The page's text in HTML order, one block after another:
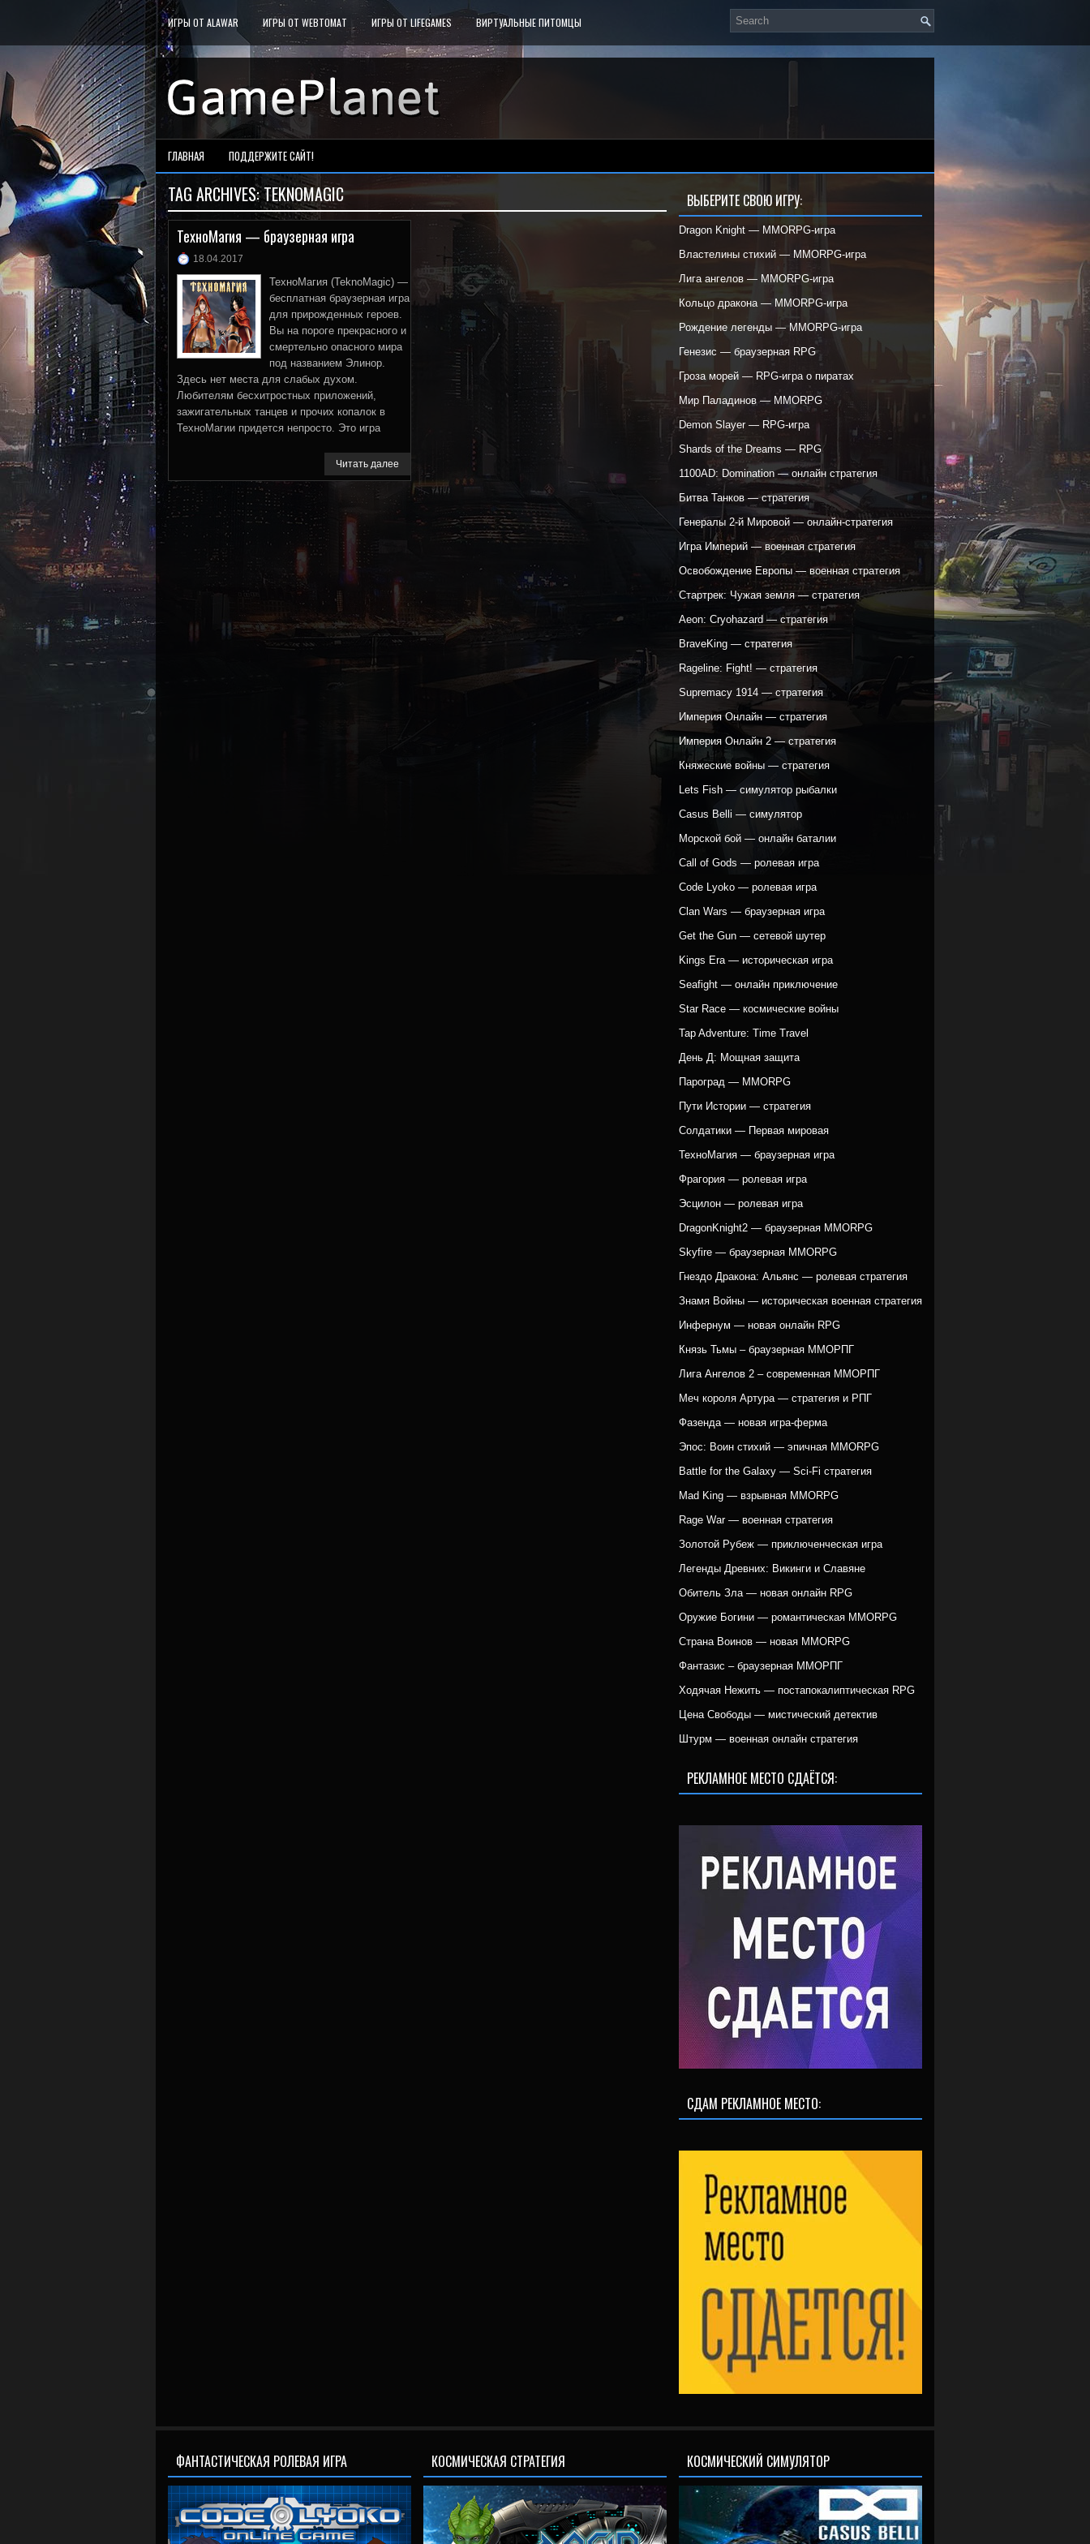
ИГРЫ ОТ ALAWAR ИГРЫ ОТ WEBTOMAT ИГРЫ ОТ LIFEGAMES ВИРТУАЛЬНЫЕ ПИТОМЦЫ
ГЛАВНАЯ ПОДДЕРЖИТЕ САЙТ!
TAG ARCHIVES:TEKNOMAGIC
ТехноМагия — браузерная игра
18.04.2017
ТехноМагия (TeknoMagic) —
бесплатная браузерная игра
для прирожденных героев.
Вы на пороге прекрасного и
смертельно опасного мира
под названием Элинор.
Здесь нет места для слабых духом.
Любителям бесхитростных приложений,
зажигательных танцев и прочих копалок в
ТехноМагии придется непросто. Это игра
Читать далее
ВЫБЕРИТЕ СВОЮ ИГРУ:
Dragon Knight — MMORPG-игра
Властелины стихий — MMORPG-игра
Лига ангелов — MMORPG-игра
Кольцо дракона — MMORPG-игра
Рождение легенды — MMORPG-игра
Генезис — браузерная RPG
Гроза морей — RPG-игра о пиратах
Мир Паладинов — MMORPG
Demon Slayer — RPG-игра
Shards of the Dreams — RPG
1100AD: Domination — онлайн стратегия
Битва Танков — стратегия
Генералы 2-й Мировой — онлайн-стратегия
Игра Империй — военная стратегия
Освобождение Европы — военная стратегия
Стартрек: Чужая земля — стратегия
Aeon: Cryohazard — стратегия
BraveKing — стратегия
Rageline: Fight! — стратегия
Supremacy 1914 — стратегия
Империя Онлайн — стратегия
Империя Онлайн 2 — стратегия
Княжеские войны — стратегия
Lets Fish — симулятор рыбалки
Casus Belli — симулятор
Морской бой — онлайн баталии
Call of Gods — ролевая игра
Code Lyoko — ролевая игра
Clan Wars — браузерная игра
Get the Gun — сетевой шутер
Kings Era — историческая игра
Seafight — онлайн приключение
Star Race — космические войны
Tap Adventure: Time Travel
День Д: Мощная защита
Пароград — MMORPG
Пути Истории — стратегия
Солдатики — Первая мировая
ТехноМагия — браузерная игра
Фрагория — ролевая игра
Эсцилон — ролевая игра
DragonKnight2 — браузерная MMORPG
Skyfire — браузерная MMORPG
Гнездо Дракона: Альянс — ролевая стратегия
Знамя Войны — историческая военная стратегия
Инфернум — новая онлайн RPG
Князь Тьмы – браузерная ММОРПГ
Лига Ангелов 2 – современная ММОРПГ
Меч короля Артура — стратегия и РПГ
Фазенда — новая игра-ферма
Эпос: Воин стихий — эпичная MMORPG
Battle for the Galaxy — Sci-Fi стратегия
Mad King — взрывная MMORPG
Rage War — военная стратегия
Золотой Рубеж — приключенческая игра
Легенды Древних: Викинги и Славяне
Обитель Зла — новая онлайн RPG
Оружие Богини — романтическая MMORPG
Страна Воинов — новая MMORPG
Фантазис – браузерная ММОРПГ
Ходячая Нежить — постапокалиптическая RPG
Цена Свободы — мистический детектив
Штурм — военная онлайн стратегия
РЕКЛАМНОЕ МЕСТО СДАЁТСЯ:
СДАМ РЕКЛАМНОЕ МЕСТО:
ФАНТАСТИЧЕСКАЯ РОЛЕВАЯ ИГРА КОСМИЧЕСКАЯ СТРАТЕГИЯ КОСМИЧЕСКИЙ СИМУЛЯТОР